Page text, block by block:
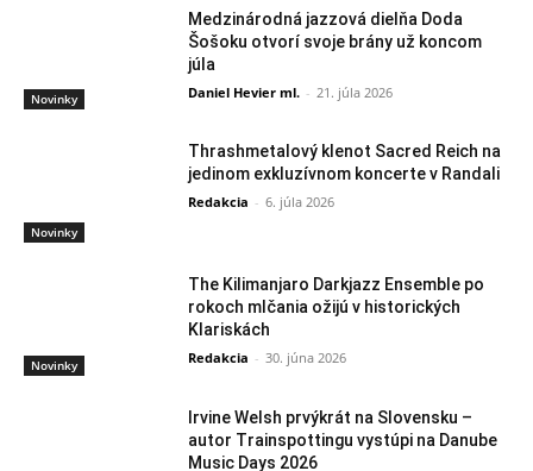
Novinky
Medzinárodná jazzová dielňa Doda
Šošoku otvorí svoje brány už koncom
júla
Daniel Hevier ml. - 21. júla 2026
Novinky
Thrashmetalový klenot Sacred Reich na
jedinom exkluzívnom koncerte v Randali
Redakcia - 6. júla 2026
Novinky
The Kilimanjaro Darkjazz Ensemble po
rokoch mlčania ožijú v historických
Klariskách
Redakcia - 30. júna 2026
Irvine Welsh prvýkrát na Slovensku –
autor Trainspottingu vystúpi na Danube
Music Days 2026